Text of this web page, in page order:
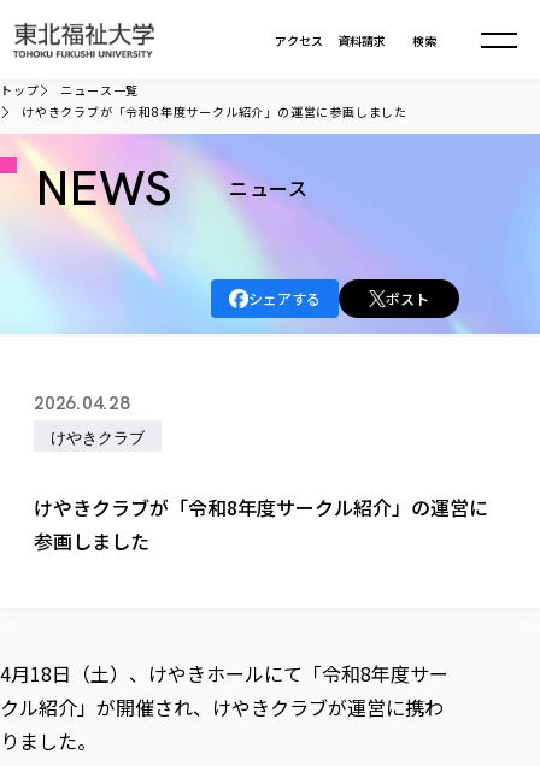
資料請求
アクセス 検索
大学について
建学の精神・教育の理念
学長室の窓
各種方針
大学の歩み
学則
校歌の歴史
教職員募集
役員・評議員一覧
大学の取り組み
大学の取り組み
社会連携・研究
カリキュラム編成ガイドライン
研究活動における不正行為の防止等に関する対応
大学広報誌「TFU Newsletter 東北福祉大学通信」
初年次教育（リエゾンゼミⅠ）について
情報公開
寄附行為
事業計画／財務・事業報告
大学評価
IR情報
学部・大学院
学部・大学院TOP
総合福祉学部
社会福祉学科
福祉行政学科
共生まちづくり学部
共生まちづくり学科
教育学部
健康科学部
リハビリテーション学科
医療経営管理学科
情報福祉マネジメント学科
仏教専修科
入学試験
デジタルパンフ
就職状況
東北福祉大学のキャリアサポート
進路・就職支援
東北福祉大学のキャリア教育
採用ご担当者様へ
採用ご担当者様へ
課外活動
課外活動 TOP
大学指定団体紹介
国際交流
交換留学生 Exchange students
海外留学・研修
社会連携・研究 TOP
東北福祉大学の研究活動
生涯教育・キャリア教育
トップ
ニュース一覧
けやきクラブが「令和8年度サークル紹介」の運営に参画しました
NEWS ニュース
シェアする ポスト
2026.04.28
けやきクラブ
けやきクラブが「令和8年度サークル紹介」の運営に
参画しました
4月18日（土）、けやきホールにて「令和8年度サー
クル紹介」が開催され、けやきクラブが運営に携わ
りました。